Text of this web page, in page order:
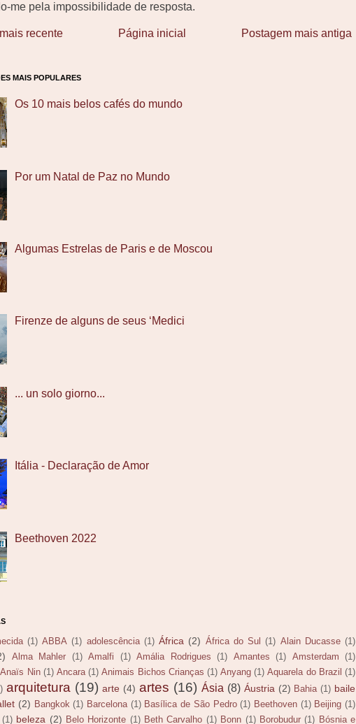
me pela impossibilidade de resposta.
recente Postagem mais antiga
Página inicial
MAIS POPULARES
Os 10 mais belos cafés do mundo
Por um Natal de Paz no Mundo
Algumas Estrelas de Paris e de Moscou
Firenze de alguns de seus ‘Medici
... un solo giorno...
Itália - Declaração de Amor
Beethoven 2022
(1) ABBA (1) adolescência (1) África (2) África do Sul (1) Alain Ducasse (1)
Alma Mahler (1) Amalfi (1) Amália Rodrigues (1) Amantes (1) Amsterdam (1)
Anaïs Nin (1) Ancara (1) Animais Bichos Crianças (1) Anyang (1) Aquarela do Brazil (1)
arquitetura (19) arte (4) artes (16) Ásia (8) Áustria (2) Bahia (1) baile
(2) Bangkok (1) Barcelona (1) Basílica de São Pedro (1) Beethoven (1) Beijing (1)
(1) beleza (2) Belo Horizonte (1) Beth Carvalho (1) Bonn (1) Borobudur (1) Bósnia e